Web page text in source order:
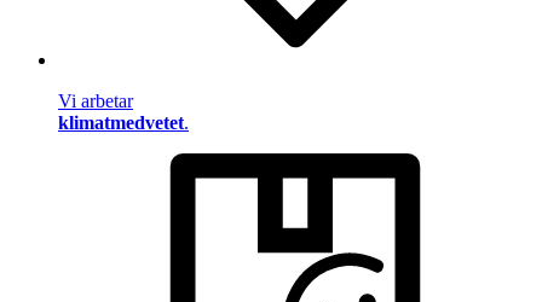
Vi arbetar
klimatmedvetet.